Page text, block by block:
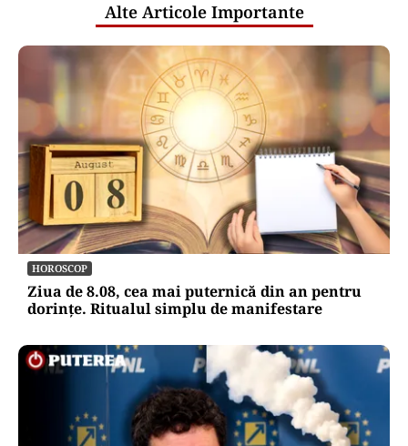
Alte Articole Importante
HOROSCOP
Ziua de 8.08, cea mai puternică din an pentru
dorințe. Ritualul simplu de manifestare